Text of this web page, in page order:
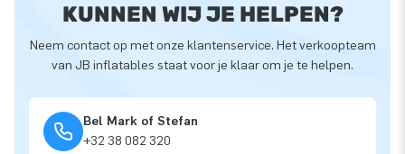
KUNNEN WIJ JE HELPEN?
Neem contact op met onze klantenservice. Het verkoopteam
van JB inflatables staat voor je klaar om je te helpen.
Bel Mark of Stefan
+32 38 082 320